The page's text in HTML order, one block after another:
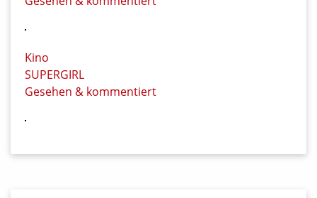
Kino
SUPERGIRL
Gesehen & kommentiert